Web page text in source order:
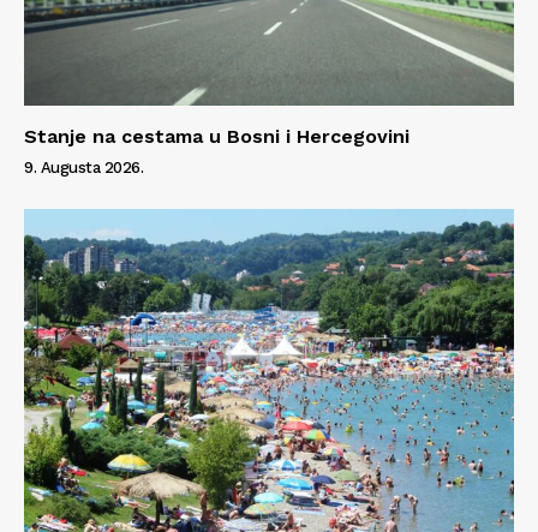
Info
O nama
Kontakt
Impressum
Stanje na cestama u Bosni i Hercegovini
9. Augusta 2026.